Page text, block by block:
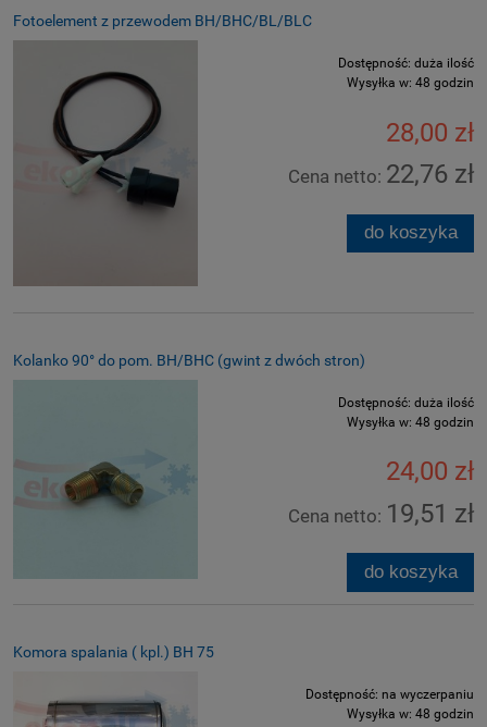
Fotoelement z przewodem BH/BHC/BL/BLC
Dostępność: duża ilość
Wysyłka w: 48 godzin
28,00 zł
Cena netto: 22,76 zł
do koszyka
Kolanko 90° do pom. BH/BHC (gwint z dwóch stron)
Dostępność: duża ilość
Wysyłka w: 48 godzin
24,00 zł
Cena netto: 19,51 zł
do koszyka
Komora spalania ( kpl.) BH 75
Dostępność: na wyczerpaniu
Wysyłka w: 48 godzin